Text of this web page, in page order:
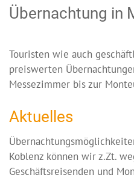
Übernachtung in
Touristen wie auch
preiswerten
Messezimmer bis zur
Aktuelles
Koblenz können wir z.Zt.
Geschäftsreisenden und